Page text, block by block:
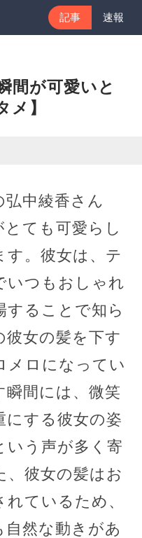
記事 速報
間が可愛いと
メ】
中綾香さん
ても可愛らし
す。彼女は、テ
いつもおしゃれ
することで知ら
女の髪を下す
メロになってい
間には、微笑
にする彼女の姿
いう声が多く寄
、彼女の髪はお
ているため、
然な動きがあ